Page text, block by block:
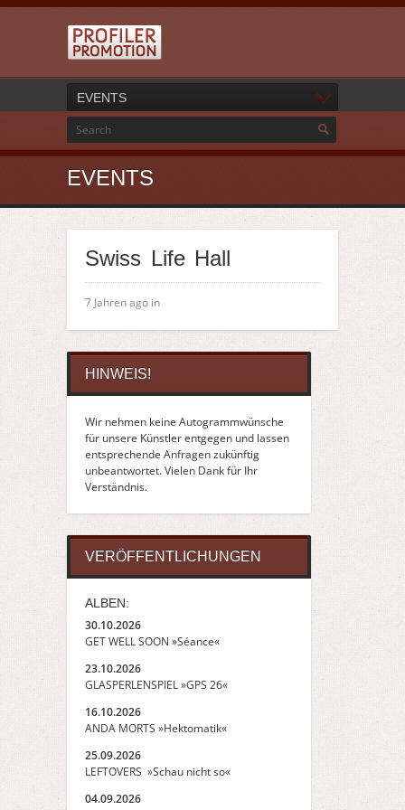
EVENTS
EVENTS
Swiss Life Hall
7 Jahren ago in
HINWEIS!
Wir nehmen keine Autogrammwünsche
für unsere Künstler entgegen und lassen
entsprechende Anfragen zukünftig
unbeantwortet. Vielen Dank für Ihr
Verständnis.
VERÖFFENTLICHUNGEN
ALBEN:
30.10.2026
GET WELL SOON »Séance«
23.10.2026
GLASPERLENSPIEL »GPS 26«
16.10.2026
ANDA MORTS »Hektomatik«
25.09.2026
LEFTOVERS »Schau nicht so«
04.09.2026